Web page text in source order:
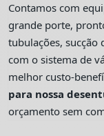
Contamos com
grande porte,
tubulações, sucção
com o sistema de
melhor custo-
para nossa
orçamento sem